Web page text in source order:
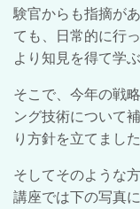
験官からも指摘が
ても、日常的に行
より知見を得て学
そこで、今年の戦
ング技術について
り方針を立てました
そしてそのような
講座では下の写真